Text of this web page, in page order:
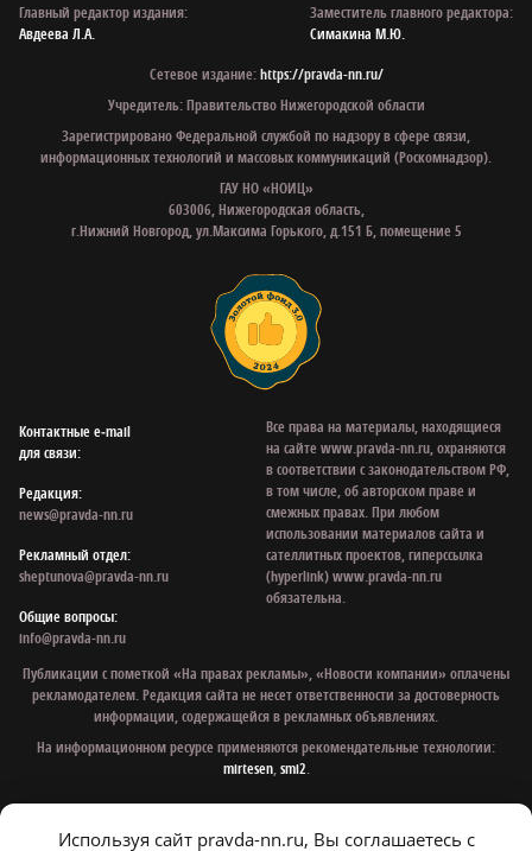
Главный редактор издания:
Авдеева Л.А.
Заместитель главного редактора:
Симакина М.Ю.
Сетевое издание:https://pravda-nn.ru/
Учредитель: Правительство Нижегородской области
Зарегистрировано Федеральной службой по надзору в сфере связи,
информационных технологий и массовых коммуникаций (Роскомнадзор).
ГАУ НО «НОИЦ»
603006, Нижегородская область,
г.Нижний Новгород, ул.Максима Горького, д.151 Б, помещение 5
Контактные e‑mail
для связи:
Редакция:
news@pravda-nn.ru
Рекламный отдел:
sheptunova@pravda-nn.ru
Общие вопросы:
info@pravda-nn.ru
Все права на материалы, находящиеся
на сайте www.pravda-nn.ru, охраняются
в соответствии с законодательством РФ,
в том числе, об авторском праве и
смежных правах. При любом
использовании материалов сайта и
сателлитных проектов, гиперссылка
(hyperlink) www.pravda-nn.ru
обязательна.
Публикации с пометкой «На правах рекламы», «Новости компании» оплачены
рекламодателем. Редакция сайта не несет ответственности за достоверность
информации, содержащейся в рекламных объявлениях.
На информационном ресурсе применяются рекомендательные технологии:
mirtesen,smi2.
© 1997 - 2026 Газета «Нижегородская правда»
Используя сайт pravda-nn.ru, Вы соглашаетесь с